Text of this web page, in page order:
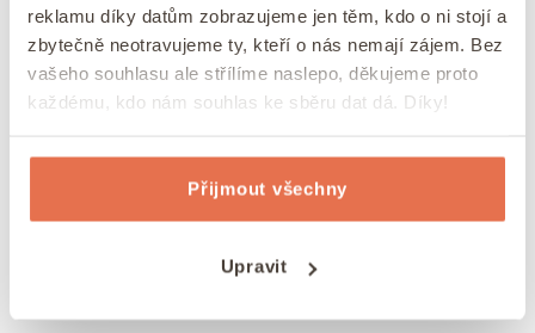
reklamu díky datům zobrazujeme jen těm, kdo o ni stojí a
zbytečně neotravujeme ty, kteří o nás nemají zájem. Bez
vašeho souhlasu ale střílíme naslepo, děkujeme proto
každému, kdo nám souhlas ke sběru dat dá. Díky!
Přijmout všechny
Upravit
Samotná výroba je velice jednoduchá.Stačí
rozříznout vanilkové lusky a nakrájet je na
menší kousky. Kousky lusků se pak společně s
lahvičky.Po uzavření ji skladujeme na temném
místě po dobu 2 až 3 měsíců občas lahvičku
protřepeme.